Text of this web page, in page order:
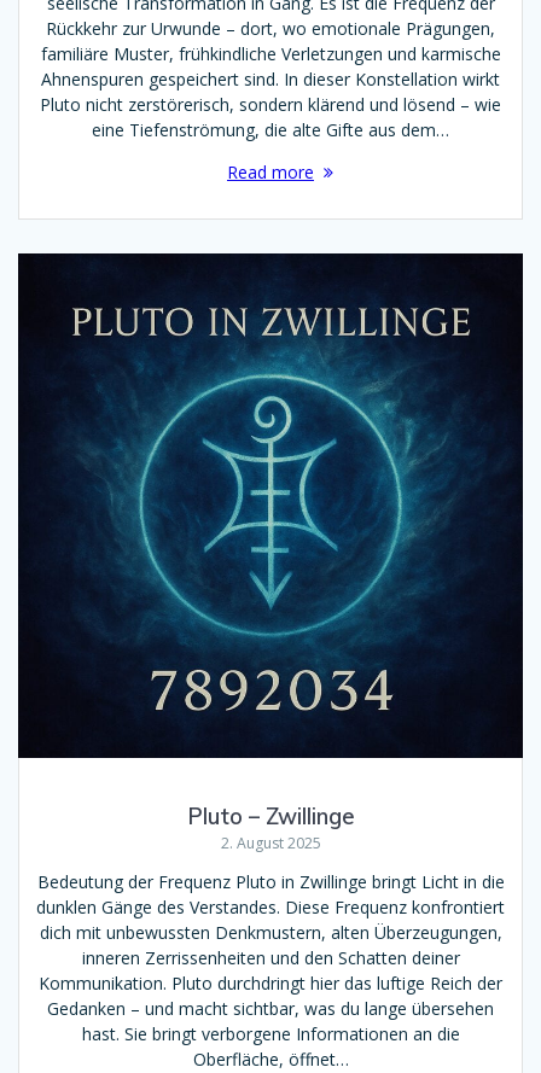
Rückkehr zur Urwunde – dort, wo emotionale Prägungen,
familiäre Muster, frühkindliche Verletzungen und karmische
Ahnenspuren gespeichert sind. In dieser Konstellation wirkt
Pluto nicht zerstörerisch, sondern klärend und lösend – wie
eine Tiefenströmung, die alte Gifte aus dem…
Read more
Pluto – Zwillinge
2. August 2025
Bedeutung der Frequenz Pluto in Zwillinge bringt Licht in die
dunklen Gänge des Verstandes. Diese Frequenz konfrontiert
dich mit unbewussten Denkmustern, alten Überzeugungen,
inneren Zerrissenheiten und den Schatten deiner
Kommunikation. Pluto durchdringt hier das luftige Reich der
Gedanken – und macht sichtbar, was du lange übersehen
hast. Sie bringt verborgene Informationen an die
Oberfläche, öffnet…